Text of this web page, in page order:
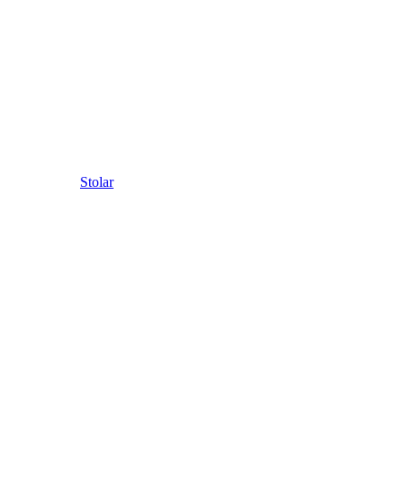
Stolar